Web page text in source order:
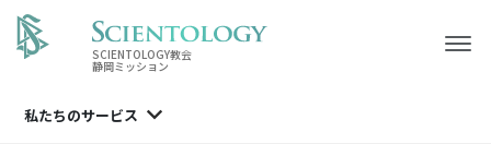
SCIENTOLOGY教会
静岡ミッション
私たちのサービス